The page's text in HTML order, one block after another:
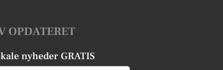
OPDATERET
nyheder GRATIS